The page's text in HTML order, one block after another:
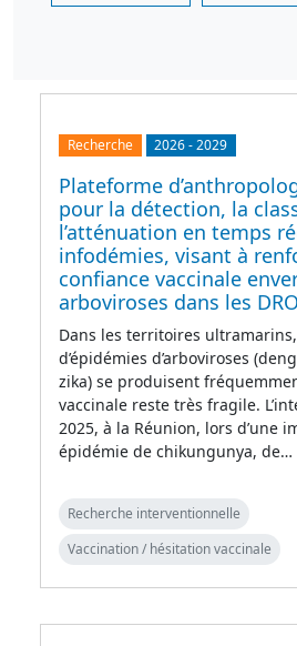
Recherche 2026-2029
Plateforme
pour la détection, la
l’atténuation en temps
infodémies, visant à
confiance vaccinale
arboviroses dans les
Dans les territoires
d’épidémies d’arboviroses
zika) se produisent
vaccinale reste très fragile.
2025, à la Réunion, lors d’une
épidémie de chikungunya, de…
Recherche interventionnelle
Vaccination / hésitation vaccinale